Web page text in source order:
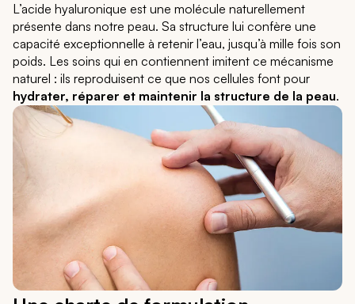
L’acide hyaluronique est une molécule naturellement
présente dans notre peau. Sa structure lui confère une
capacité exceptionnelle à retenir l’eau, jusqu’à mille fois son
poids. Les soins qui en contiennent imitent ce mécanisme
naturel : ils reproduisent ce que nos cellules font pour
hydrater, réparer et maintenir la structure de la peau.